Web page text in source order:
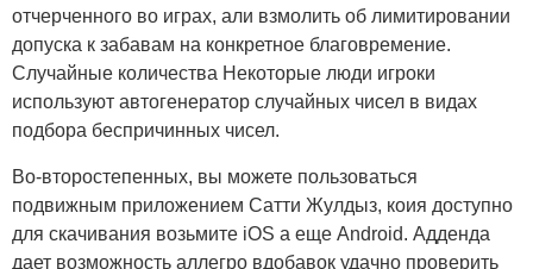
отчерченного во играх, али взмолить об лимитировании
допуска к забавам на конкретное благовремение.
Случайные количества Некоторые люди игроки
используют автогенератор случайных чисел в видах
подбора беспричинных чисел.
Во-второстепенных, вы можете пользоваться
подвижным приложением Сатти Жулдыз, коия доступно
для скачивания возьмите iOS а еще Android. Адденда
дает возможность аллегро вдобавок удачно проверить